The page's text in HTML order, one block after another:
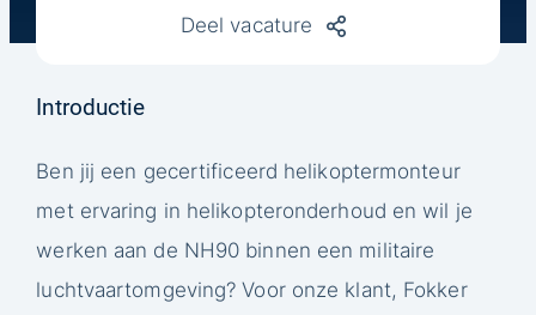
Deel vacature
Introductie
Ben jij een gecertificeerd helikoptermonteur
met ervaring in helikopteronderhoud en wil je
werken aan de NH90 binnen een militaire
luchtvaartomgeving? Voor onze klant, Fokker